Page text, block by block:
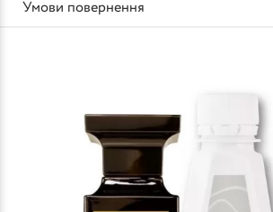
Умови повернення